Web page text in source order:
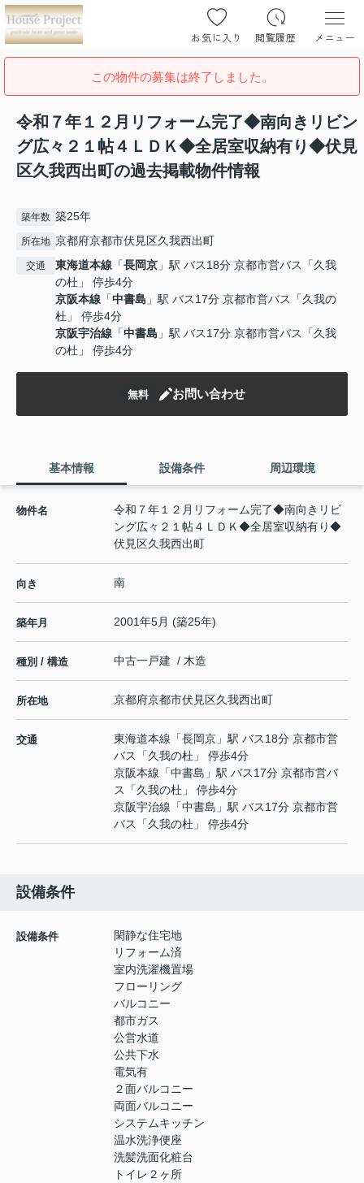
お気に入り 閲覧履歴 メニュー
この物件の募集は終了しました。
令和７年１２月リフォーム完了◆南向きリビン
グ広々２１帖４ＬＤＫ◆全居室収納有り◆伏見
区久我西出町の過去掲載物件情報
築年数 築25年
所在地 京都府京都市伏見区久我西出町
交通 東海道本線 「長岡京 」駅 バス18分 京都市営バス「久我
の杜」 停歩4分
京阪本線 「中書島 」駅 バス17分 京都市営バス「久我の
杜」 停歩4分
京阪宇治線 「中書島 」駅 バス17分 京都市営バス「久我
の杜」 停歩4分
無料 お問い合わせ
基本情報 設備条件 周辺環境
物件名
令和７年１２月リフォーム完了◆南向きリビ
ング広々２１帖４ＬＤＫ◆全居室収納有り◆
伏見区久我西出町
向き 南
築年月 2001年5月 (築25年)
種別 / 構造 中古一戸建 / 木造
所在地 京都府京都市伏見区久我西出町
交通 東海道本線 「長岡京 」駅 バス18分 京都市営
バス「久我の杜」 停歩4分
京阪本線 「中書島 」駅 バス17分 京都市営バ
ス「久我の杜」 停歩4分
京阪宇治線 「中書島 」駅 バス17分 京都市営
バス「久我の杜」 停歩4分
設備条件
設備条件
閑静な住宅地
リフォーム済
室内洗濯機置場
フローリング
バルコニー
都市ガス
公営水道
公共下水
電気有
２面バルコニー
両面バルコニー
システムキッチン
温水洗浄便座
洗髪洗面化粧台
トイレ２ヶ所